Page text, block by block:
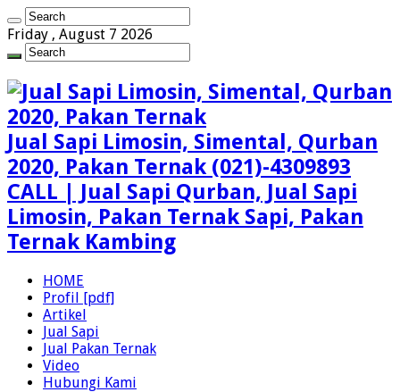
Friday , August 7 2026
Jual Sapi Limosin, Simental, Qurban
2020, Pakan Ternak (021)-4309893
CALL | Jual Sapi Qurban, Jual Sapi
Limosin, Pakan Ternak Sapi, Pakan
Ternak Kambing
HOME
Profil [pdf]
Artikel
Jual Sapi
Jual Pakan Ternak
Video
Hubungi Kami